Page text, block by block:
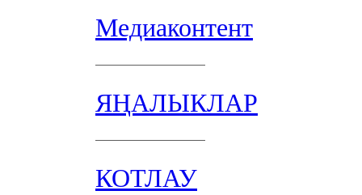
Медиаконтент
ЯҢАЛЫКЛАР
КОТЛАУ